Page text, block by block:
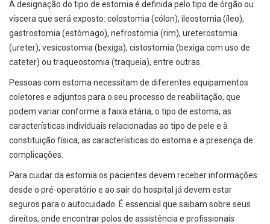
A designação do tipo de estomia é definida pelo tipo de órgão ou
víscera que será exposto: colostomia (cólon), ileostomia (íleo),
gastrostomia (estômago), nefrostomia (rim), ureterostomia
(ureter), vesicostomia (bexiga), cistostomia (bexiga com uso de
cateter) ou traqueostomia (traqueia), entre outras.
Pessoas com estoma necessitam de diferentes equipamentos
coletores e adjuntos para o seu processo de reabilitação, que
podem variar conforme a faixa etária, o tipo de estoma, as
características individuais relacionadas ao tipo de pele e à
constituição física, as características do estoma e a presença de
complicações.
Para cuidar da estomia os pacientes devem receber informações
desde o pré-operatório e ao sair do hospital já devem estar
seguros para o autocuidado. É essencial que saibam sobre seus
direitos, onde encontrar polos de assistência e profissionais